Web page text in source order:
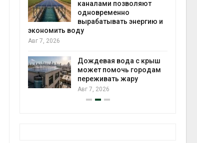
каналами позволяют
одновременно
вырабатывать энергию и
экономить воду
Авг 7, 2026
Дождевая вода с крыш
может помочь городам
переживать жару
Авг 7, 2026